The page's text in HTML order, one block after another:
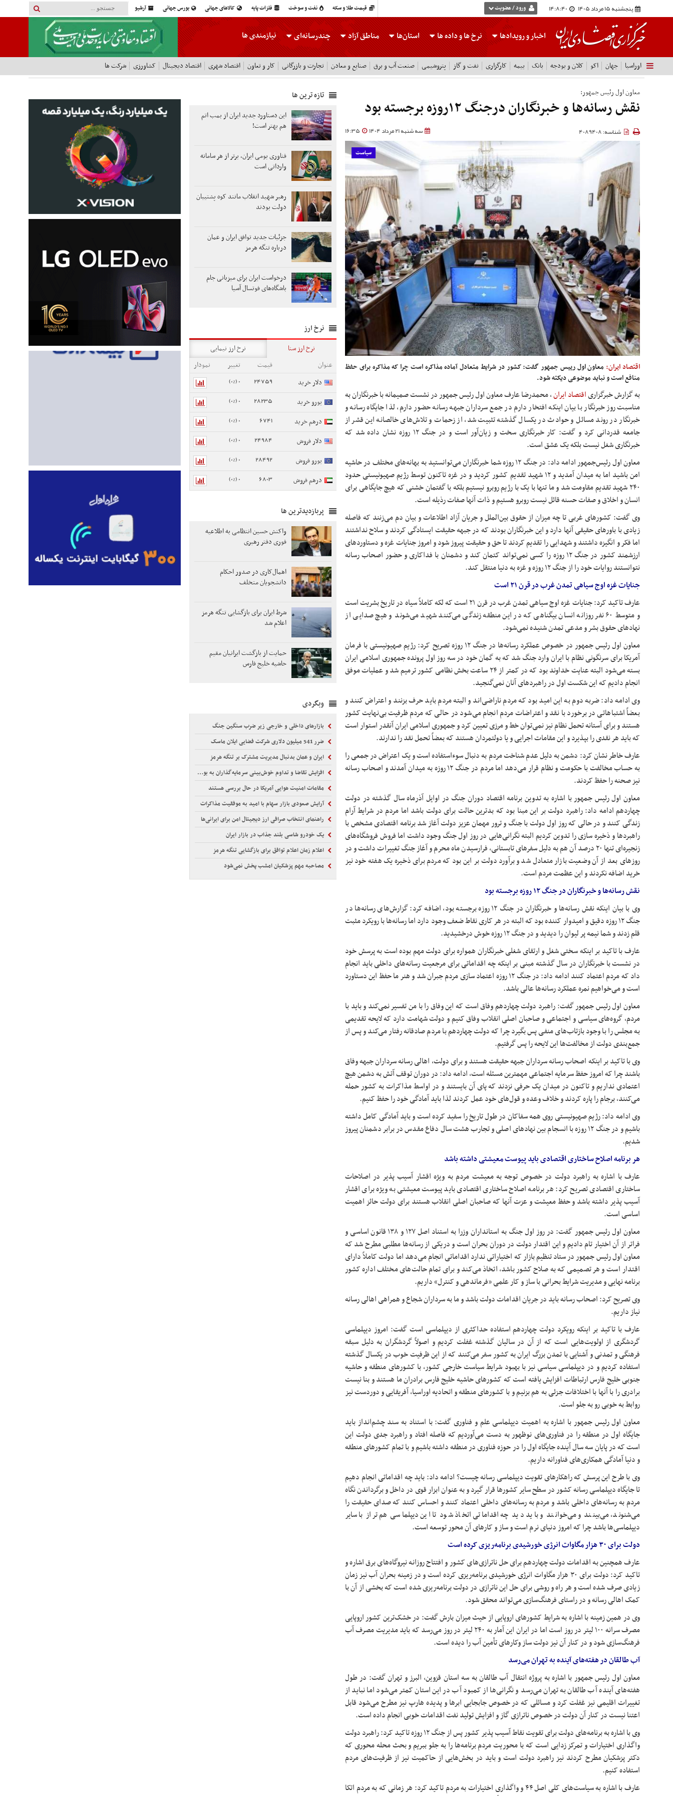
قیمت طلا و سکه نفت و سوخت فلزات پایه کالاهای جهانی بورس جهانی آرشیو پنجشنبه 15 مرداد 1405 14:8:41 ورود / عضویت
اخبار و رویدادها نرخ هاو داده ها استان‌ها مناطق آزاد چندرسانه‌ای نیازمندی ها
اوراسیا جهان اکو کلان و بودجه بانک بیمه کارگزاری نفت و گاز پتروشیمی صنعت آب و برق صنایع و معادن تجارت و بازرگانی کار و تعاون اقتصاد شهری اقتصاد دیجیتال کشاورزی شرکت ها
معاون اول رئیس جمهور:
نقش رسانه‌ها و خبرنگاران درجنگ ۱۲روزه برجسته بود
سه شنبه 21 مرداد 1404 16:35 شناسه: 4089408
سیاست
اقتصاد ایران: معاون اول رییس جمهور گفت: کشور در شرایط متعادل آماده مذاکره است چرا که مذاکره برای حفظ
منافع است و نباید موضوعی دیکته شود.
به گزارش خبرگزاریاقتصاد ایران,محمدرضا عارف معاون اول رئیس جمهور در نشست صمیمانه با خبرنگاران به
مناسبت روز خبرنگار با بیان اینکه افتخار دارم در جمع سرداران جبهه رسانه حضور دارم، لذا جایگاه رسانه و
خبرنگار در روند مسائل و حوادث در یکسال گذشته تثبیت شد، از زحمات و تلاش‌های خالصانه این قشر از
جامعه قدردانی کرد و گفت: کار خبرنگاری سخت و زیان‌آور است و در جنگ ۱۲ روزه نشان داده شد که
خبرنگاری شغل نیست بلکه یک عشق است.
معاون اول رئیس‌جمهور ادامه داد: در جنگ ۱۲ روزه شما خبرنگاران می‌توانستید به بهانه‌های مختلف در حاشیه
امن باشید اما به میدان آمدید و ۱۲ شهید تقدیم کشور کردید و در غزه تاکنون توسط رژیم صهیونیستی حدود
۲۴۰ شهید تقدیم مقاومت شد و ما تنها با یک با رژیم روبرو نیستیم بلکه با گفتمان خشنی که هیچ جایگاهی برای
انسان و اخلاق و صفات حسنه قائل نیست روبرو هستیم و ذات آنها صفات رذیله است.
وی گفت: کشورهای غربی تا چه میزان از حقوق بین‌الملل و جریان آزاد اطلاعات و بیان دم می‌زنند که فاصله
زیادی با باورهای حقیقی آنها دارد و این خبرنگاران بودند که در جبهه حقیقت ایستادگی کردند و سلاح نداشتند
اما فکر و انگیزه داشتند و شهدایی را تقدیم کردند تا حق و حقیقت پیروز شود و امروز جنایات غزه و دستاوردهای
ارزشمند کشور در جنگ ۱۲ روزه را کسی نمی‌تواند کتمان کند و دشمنان با فداکاری و حضور اصحاب رسانه
نتوانستند روایات خود را از جنگ ۱۲ روزه و غزه به دنیا منتقل کند.
جنایات غزه اوج سیاهی تمدن غرب در قرن ۲۱ است
عارف تاکید کرد: جنایات غزه اوج سیاهی تمدن غرب در قرن ۲۱ است که لکه کاملاً سیاه در تاریخ بشریت است
و متوسط ۶۰ نفر روزانه انسان بیگناهی که در این منطقه زندگی می‌کنند شهید می‌شوند و هیچ صدایی از
نهادهای حقوق بشر و مدعی تمدن شنیده نمی‌شود.
معاون اول رئیس جمهور در خصوص عملکرد رسانه‌ها در جنگ ۱۲ روزه تصریح کرد: رژیم صهیونیستی با فرمان
آمریکا برای سرنگونی نظام با ایران وارد جنگ شد که به گمان خود در سه روز اول پرونده جمهوری اسلامی ایران
بسته می‌شود البته عنایت خداوند بود که در کمتر از ۲۴ ساعت بخش نظامی کشور ترمیم شد و عملیات موفق
انجام دادیم که این شکست اول در راهبردهای آنان نمی‌گنجید.
وی ادامه داد: ضربه دوم به این امید بود که مردم ناراضی‌اند و البته مردم باید حرف بزنند و اعتراض کنند و
بعضاً اشتباهاتی در برخورد با نقد و اعتراضات مردم انجام می‌شود در حالی که مردم ظرفیت بی‌نهایت کشور
هستند و برای آستانه تحمل نظام نیز نمی‌توان خط و مرزی تعیین کرد و جمهوری اسلامی ایران آنقدر استوار است
که باید هر نقدی را بپذیرد و این مقامات اجرایی و یا دولتمردان هستند که بعضاً تحمل نقد را ندارند.
عارف خاطر نشان کرد: دشمن به دلیل عدم شناخت مردم به دنبال سوء‌استفاده است و یک اعتراض در جمعی را
به حساب مخالفت با حکومت و نظام قرار می‌دهد اما مردم در جنگ ۱۲ روزه به میدان آمدند و اصحاب رسانه
نیز صحنه را حفظ کردند.
معاون اول رئیس جمهور با اشاره به تدوین برنامه اقتصاد دوران جنگ در اوایل آذرماه سال گذشته در دولت
چهاردهم ادامه داد: راهبرد دولت بر این مبنا بود که بدترین حالت برای دولت باشد اما مردم در شرایط آرام
زندگی کنند و در حالی که روز اول دولت با جنگ و ترور مهمان عزیز دولت آغاز شد برنامه اقتصادی مشخص با
راهبردها و ذخیره سازی را تدوین کردیم البته نگرانی‌هایی در روز اول جنگ وجود داشت اما فروش فروشگاه‌های
زنجیره‌ای تنها ۲۰ درصد آن هم به دلیل سفرهای تابستانی، فرارسیدن ماه محرم و آغاز جنگ تغییرات داشت و در
روزهای بعد از آن وضعیت بازار متعادل شد و برآورد دولت بر این بود که مردم برای ذخیره یک هفته خود نیز
خرید اضافه نکردند و این عظمت مردم است.
نقش رسانه‌ها و خبرنگاران در جنگ ۱۲ روزه برجسته بود
وی با بیان اینکه نقش رسانه‌ها و خبرنگاران در جنگ ۱۲ روزه برجسته بود، اضافه کرد: گزارش‌های رسانه‌ها در
جنگ ۱۲ روزه دقیق و امیدوار کننده بود که البته در هر کاری نقاط ضعف وجود دارد اما رسانه‌ها با رویکرد مثبت
قلم زدند و شما نیمه پر لیوان را دیدید و در جنگ ۱۲ روزه خوش درخشیدید.
عارف با تاکید بر اینکه سختی شغل و ارتقای شغلی خبرنگاران همواره برای دولت مهم بوده است به پرسش خود
در نشست با خبرنگاران در سال گذشته مبنی بر اینکه چه اقداماتی برای مرجعیت رسانه‌های داخلی باید انجام
داد که مردم اعتماد کنند ادامه داد: در جنگ ۱۲ روزه اعتماد سازی مردم جبران شد و هنر ما حفظ این دستاورد
است و می‌خواهیم نمره عملکرد رسانه‌ها عالی باشد.
معاون اول رئیس جمهور گفت: راهبرد دولت چهاردهم وفاق است که این وفاق را با من تفسیر نمی‌کند و باید با
مردم، گروه‌های سیاسی و اجتماعی و صاحبان اصلی انقلاب وفاق کنیم و دولت شهامت دارد که لایحه تقدیمی
به مجلس را با وجود بازتاب‌های منفی پس بگیرد چرا که دولت چهاردهم با مردم صادقانه رفتار می‌کند و پس از
جمع‌بندی دولت از مخالفت‌ها این لایحه را پس گرفتیم.
وی با تاکید بر اینکه اصحاب رسانه سرداران جبهه حقیقت هستند و برای دولت، اهالی رسانه سرداران جبهه وفاق
باشند چرا که امروز حفظ سرمایه اجتماعی مهمترین مسئله است، ادامه داد: در دوران توقف آتش به دشمن هیچ
اعتمادی نداریم و تاکنون در میدان یک حرفی نزدند که پای آن بایستند و در اواسط مذاکرات به کشور حمله
می‌کنند، برجام را پاره کردند و خلاف وعده و قول‌های خود عمل کردند لذا باید آمادگی خود را حفظ کنیم.
وی ادامه داد: رژیم صهیونیستی روی همهسفاکاندر طول تاریخ را سفید کرده است و باید آمادگی کامل داشته
باشیم و در جنگ ۱۲ روزه با انسجام بین نهادهای اصلی و تجارب هشت سال دفاع مقدس در برابر دشمنان پیروز
شدیم.
هر برنامه اصلاح ساختاری اقتصادی باید پیوست معیشتی داشته باشد
عارف با اشاره به راهبرد دولت در خصوص توجه به معیشت مردم به ویژه اقشار آسیب پذیر در اصلاحات
ساختاری اقتصادی تصریح کرد: هر برنامه اصلاح ساختاری اقتصادی باید پیوست معیشتی به ویژه برای اقشار
آسیب پذیر داشته باشد و حفظ معیشت و عزت آنها که صاحبان اصلی انقلاب هستند برای دولت حائز اهمیت
اساسی است.
معاون اول رئیس جمهور گفت: در روز اول جنگ به استانداران وزرا به استناد اصل ۱۲۷ و ۱۳۸ قانون اساسی و
فراتر از آن اختیار تام دادیم و این اقتدار دولت در دوران بحران است و دریکی از رسانه‌ها مطلبی مطرح شد که
معاون اول رئیس جمهور در ستاد تنظیم بازار که اختیاراتی ندارد اقداماتی انجام می‌دهد اما دولت کاملاً دارای
اقتدار است و هر تصمیمی که به صلاح کشور باشد، اتخاذ می‌کند و برای تمام حالت‌های مختلف اداره کشور
برنامه نهایی و مدیریت شرایط بحرانی با ساز و کار علمی «فرماندهی و کنترل» داریم.
وی تصریح کرد: اصحاب رسانه باید در جریان اقدامات دولت باشد و ما به سرداران شجاع و همراهی اهالی رسانه
نیاز داریم.
عارف با تاکید بر اینکه رویکرد دولت چهاردهم استفاده حداکثری از دیپلماسی است گفت: امروز دیپلماسی
گردشگری از اولویت‌هایی است که از آن در سالیان گذشته غفلت کردیم و اصولاً گردشگران به دلیل سبقه
فرهنگی و تمدنی و آشنایی با تمدن بزرگ ایران به کشور سفر می‌کنند که از این ظرفیت خوب در یکسال گذشته
استفاده کردیم و در دیپلماسی سیاسی نیز با بهبود شرایط سیاست خارجی کشور، با کشورهای منطقه و حاشیه
جنوبی خلیج فارس ارتباطات افزایش یافته است که کشورهای حاشیه خلیج فارس برادران ما هستند و بنا نیست
برادری را با آنها با اختلافات جزئی به هم بزنیم و با کشورهای منطقه و اتحادیه اوراسیا، آفریقایی و دوردست نیز
روابط به خوبی رو به جلو است.
معاون اول رئیس جمهور با اشاره به اهمیت دیپلماسی علم و فناوری گفت: با استناد به سند چشم‌انداز باید
جایگاه اول در منطقه را در فناوری‌های نوظهور به دست می‌آوردیم که فاصله افتاد و راهبرد جدی دولت این
است که در پایان سه سال آینده جایگاه اول را در حوزه فناوری در منطقه داشته باشیم و با تمام کشورهای منطقه
و دنیا آمادگی همکاری‌هایفناورانهداریم.
وی با طرح این پرسش که راهکارهای تقویت دیپلماسی رسانه چیست؟ ادامه داد: باید چه اقداماتی انجام دهیم
تا جایگاه دیپلماسی رسانه کشور در سطح سایر کشورها قرار گیرد و به عنوان ابزار قوی در داخل و برگرداندن نگاه
مردم به رسانه‌های داخلی باشد و مردم به رسانه‌های داخلی اعتماد کنند و احساس کنند که صدای حقیقت را
می‌شنوند، می‌بینند و می‌خوانند و باید دید چه اقداماتی اتخاذ شود تا این دیپلماسی هم تراز با سایر
دیپلماسی‌ها باشد چرا که امروز دنیای نرم است و ساز و کارهای آن محور توسعه است.
دولت برای ۳۰ هزار مگاوات انرژی خورشیدی برنامه‌ریزی کرده است
عارف همچنین به اقدامات دولت چهاردهم برای حل ناترازی‌های کشور و افتتاح روزانه نیروگاه‌های برق اشاره و
تاکید کرد: دولت برای ۳۰ هزار مگاوات انرژی خورشیدی برنامه‌ریزی کرده است و در زمینه بحران آب نیز زمان
زیادی صرف شده است و هر راه و روشی برای حل اینناترازیدر دولت برنامه‌ریزی شده است که بخشی از آن با
کمک اهالی رسانه و در راستای فرهنگ‌سازی می‌تواند محقق شود.
وی در همین زمینه با اشاره به شرایط کشورهای اروپایی از حیث میزان بارش گفت: در خشک‌ترین کشور اروپایی
مصرف سرانه ۱۰۰ لیتر در روز است اما در ایران این آمار به ۲۴۰ لیتر در روز می‌رسد که باید مدیریت مصرف آب
فرهنگ‌سازی شود و در کنار آن نیز دولت سازوکارهایتأمین آب را دیده است.
آب طالقان در هفته‌های آینده به تهران می‌رسد
معاون اول رئیس جمهور با اشاره به پروژه انتقال آب طالقان به سه استان قزوین، البرز و تهران گفت: در طول
هفته‌های آینده آب طالقان به تهران می‌رسد و نگرانی‌ها از کمبود آب در این استان کمتر می‌شود اما نباید از
تغییرات اقلیمی نیز غفلت کرد و مسائلی که در خصوص جابجایی ابرها و پدیدههارپنیز مطرح می‌شود قابل
اعتنا نیست در کنار آن دولت در خصوصناترازیگاز و افزایش تولید نفت اقدامات خوبی انجام داده است.
وی با اشاره به برنامه‌های دولت برای تقویت نقاط آسیب پذیر کشور پس از جنگ ۱۲ روزه تاکید کرد: راهبرد دولت
واگذاری اختیارات و تمرکز زدایی است که با محوریت مردم برنامه‌ها را به جلو ببریم و بحث محله محوری که
دکتر پزشکیان مطرح کردند نیز راهبرد دولت است و باید در بخش‌هایی از حاکمیت نیز از ظرفیت‌های مردم
استفاده کنیم.
عارف با اشاره به سیاست‌های کلی اصل ۴۴ و واگذاری اختیارات به مردم تاکید کرد: هر زمانی که به مردم اتکا
تازه ترین ها
این دستاورد جدید ایران از بمب اتم
هم بهتر است!
فناوری بومی ایران، برتر از هر سامانه
وارداتی است
رهبر شهید انقلاب مانند کوه پشتیبان
دولت بودند
جزئیات جدید توافق ایران و عمان
درباره تنگه هرمز
درخواست ایران برای میزبانی جام
باشگاه‌های فوتسال آسیا
نرخ ارز
نرخ ارز سنا
نرخ ارز نیمایی
عنوان
قیمت تغییر
نمودار
دلار خرید
24759
0 (0%)
یورو خرید 28235
0 (0%)
درهم خرید 6741
0 (0%)
دلار فروش 24984
0 (0%)
یورو فروش 28492
0 (0%)
درهم فروش 6803
0 (0%)
پربازدیدترین ها
واکنش حسین انتظامی به اطلاعیه
فوری دفتر رهبری
اهمال‌کاری در صدور احکام‌
دانشجویان متخلف
شرط ایران برای بازگشایی تنگه هرمز
اعلام شد
حمایت از بازگشت ایرانیان مقیم
حاشیه خلیج فارس
وبگردی
بازارهای داخلی و خارجی زیر ضرب سنگین جنگ
ضرر 541 میلیون دلاری شرکت فضایی ایلان ماسک
ایران و عمان بدنبال مدیریت مشترک بر تنگه هرمز
افزایش تقاضا و تداوم خوش‌بینی سرمایه‌گذاران به بورس
مقامات امنیت هوایی آمریکا در حال بررسی هستند
آرایش صعودی بازار سهام با امید به موفقیت مذاکرات
راهنمای انتخاب صرافی ارز دیجیتال امن برای ایرانی‌ها
یک خودرو شاسی بلند جذاب در بازار ایران
اعلام زمان اعلام توافق برای بازگشایی تنگه هرمز
مصاحبه مهم پزشکیان امشب پخش نمی‌شود